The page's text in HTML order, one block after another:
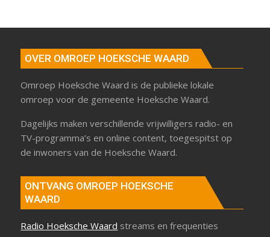
OVER OMROEP HOEKSCHE WAARD
Omroep Hoeksche Waard is de publieke lokale
omroep voor de gemeente Hoeksche Waard.
Dagelijks maken verschillende vrijwilligers radio- en
TV-programma’s en online content, toegespitst op
de inwoners van de Hoeksche Waard.
ONTVANG OMROEP HOEKSCHE
WAARD
Radio Hoeksche Waard streams en frequenties